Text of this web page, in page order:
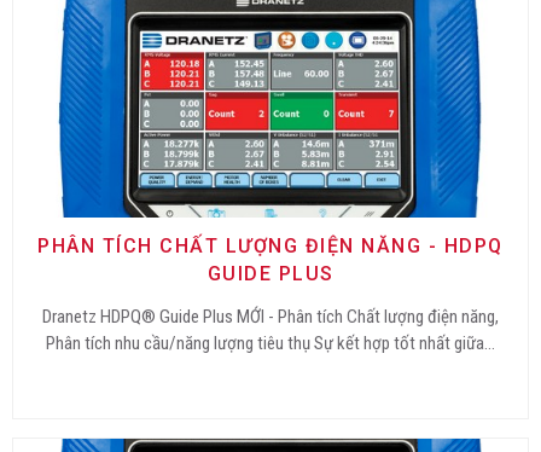
PHÂN TÍCH CHẤT LƯỢNG ĐIỆN NĂNG - HDPQ
GUIDE PLUS
Dranetz HDPQ® Guide Plus MỚI - Phân tích Chất lượng điện năng,
Phân tích nhu cầu/năng lượng tiêu thụ Sự kết hợp tốt nhất giữa…